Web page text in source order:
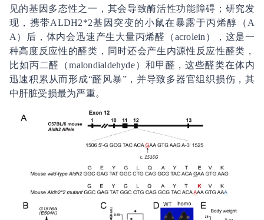
见的基因多态性之一，其会导致酶活性功能障碍；研究发
现，携带ALDH2*2基因突变的小鼠在暴露于丙烯醇（A
A）后，体内会迅速产生大量丙烯醛（acrolein），这是一
种高度反应性的醛类，同时还会产生内源性反应性醛类，
比如丙二醛（malondialdehyde）和甲醛，这些醛类在体内
迅速积累从而形成“醛风暴”，并导致多器官组织损伤，其
中肝脏受损最为严重。